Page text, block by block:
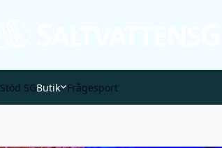
Stöd SGButik Frågesport